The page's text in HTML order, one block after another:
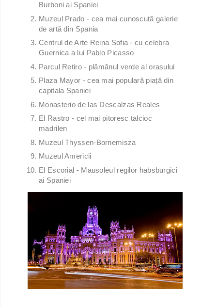
Burboni ai Spaniei
Muzeul Prado - cea mai cunoscută galerie
de artă din Spania
Centrul de Arte Reina Sofia - cu celebra
Guernica a lui Pablo Picasso
Parcul Retiro - plămănul verde al orașului
Plaza Mayor - cea mai populară piață din
capitala Spaniei
Monasterio de las Descalzas Reales
El Rastro - cel mai pitoresc talcioc
madrilen
Muzeul Thyssen-Bornemisza
Muzeul Americii
El Escorial - Mausoleul regilor habsburgici
ai Spaniei